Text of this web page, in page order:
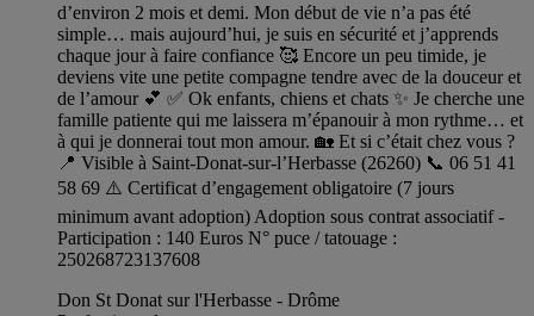
d’environ 2 mois et demi. Mon début de vie n’a pas été
simple… mais aujourd’hui, je suis en sécurité et j’apprends
chaque jour à faire confiance 🥰 Encore un peu timide, je
deviens vite une petite compagne tendre avec de la douceur et
de l’amour 💕 ✅ Ok enfants, chiens et chats ✨ Je cherche une
famille patiente qui me laissera m’épanouir à mon rythme… et
à qui je donnerai tout mon amour. 🏡 Et si c’était chez vous ?
📍 Visible à Saint-Donat-sur-l’Herbasse (26260) 📞 06 51 41
58 69 ⚠️ Certificat d’engagement obligatoire (7 jours
minimum avant adoption) Adoption sous contrat associatif -
Participation : 140 Euros N° puce / tatouage :
250268723137608
Don St Donat sur l'Herbasse - Drôme